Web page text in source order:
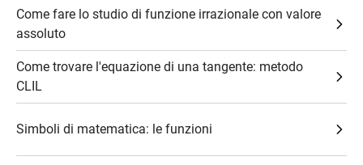
Come fare lo studio di funzione irrazionale con valore
assoluto
Come trovare l'equazione di una tangente: metodo
CLIL
Simboli di matematica: le funzioni